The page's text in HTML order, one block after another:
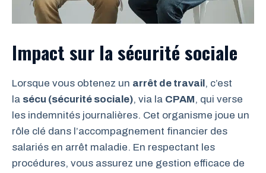
Impact sur la sécurité sociale
Lorsque vous obtenez un arrêt de travail, c’est
la sécu (sécurité sociale), via la CPAM, qui verse
les indemnités journalières. Cet organisme joue un
rôle clé dans l’accompagnement financier des
salariés en arrêt maladie. En respectant les
procédures, vous assurez une gestion efficace de